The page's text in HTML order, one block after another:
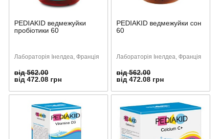
PEDIAKID ведмежуйки
пробіотики 60
Лабораторія Інелдеа, Франція
від 562.00
від 472.08 грн
PEDIAKID ведмежуйки сон
60
Лабораторія Інелдеа, Франція
від 562.00
від 472.08 грн